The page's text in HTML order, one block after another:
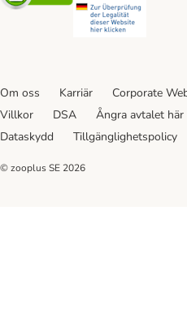
Om oss Karriär Corporate
Villkor
DSA Ångra avtalet här
Dataskydd
Tillgänglighetspolicy
© zooplus SE 2026